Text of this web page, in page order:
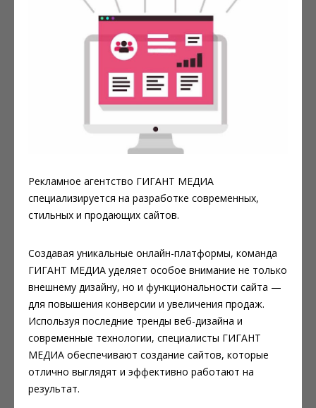
Рекламное агентство ГИГАНТ МЕДИА
специализируется на разработке современных,
стильных и продающих сайтов.
Создавая уникальные онлайн-платформы, команда
ГИГАНТ МЕДИА уделяет особое внимание не только
внешнему дизайну, но и функциональности сайта —
для повышения конверсии и увеличения продаж.
Используя последние тренды веб-дизайна и
современные технологии, специалисты ГИГАНТ
МЕДИА обеспечивают создание сайтов, которые
отлично выглядят и эффективно работают на
результат.